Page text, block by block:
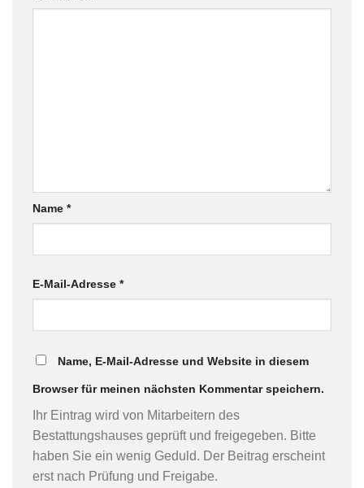
Name *
E-Mail-Adresse *
Name, E-Mail-Adresse und Website in diesem
Browser für meinen nächsten Kommentar speichern.
Ihr Eintrag wird von Mitarbeitern des
Bestattungshauses geprüft und freigegeben. Bitte
haben Sie ein wenig Geduld. Der Beitrag erscheint
erst nach Prüfung und Freigabe.